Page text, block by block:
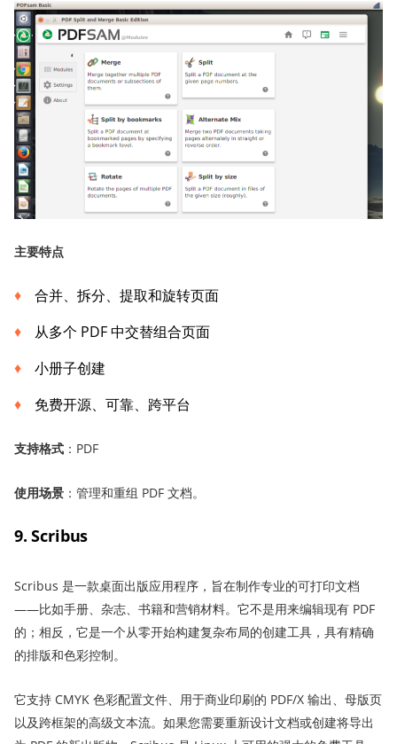
主要特点
合并、拆分、提取和旋转页面
从多个 PDF 中交替组合页面
小册子创建
免费开源、可靠、跨平台
支持格式 ：PDF
使用场景 ：管理和重组 PDF 文档。
9. Scribus
Scribus 是一款桌面出版应用程序，旨在制作专业的可打印文档
——比如手册、杂志、书籍和营销材料。它不是用来编辑现有 PDF
的；相反，它是一个从零开始构建复杂布局的创建工具，具有精确
的排版和色彩控制。
它支持 CMYK 色彩配置文件、用于商业印刷的 PDF/X 输出、母版页
以及跨框架的高级文本流。如果您需要重新设计文档或创建将导出